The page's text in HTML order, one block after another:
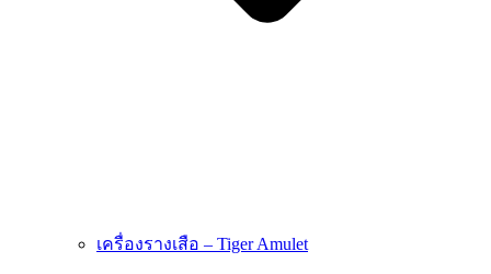
เครื่องรางเสือ – Tiger Amulet